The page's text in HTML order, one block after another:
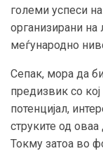
големи успеси
организирани на
меѓународно
Сепак, мора да
предизвик со
потенцијал,
струките од
Токму затоа во